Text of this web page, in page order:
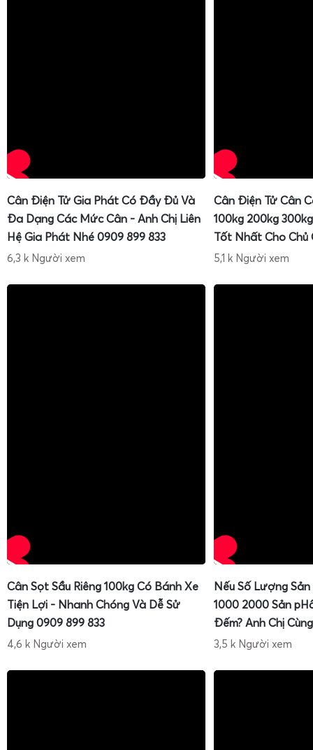
Cân Điện Tử Gia Phát Có Đầy Đủ Và
Đa Dạng Các Mức Cân - Anh Chị Liên
Hệ Gia Phát Nhé 0909 899 833
6,3 k Người xem
Cân Điện Tử Cân
100kg 200kg
Tốt Nhất Cho Chủ
5,1 k Người xem
Cân Sọt Sầu Riêng 100kg Có Bánh Xe
Tiện Lợi - Nhanh Chóng Và Dễ Sử
Dụng 0909 899 833
4,6 k Người xem
Nếu Số Lượng
1000 2000 Sản
Đếm? Anh Chị
3,5 k Người xem